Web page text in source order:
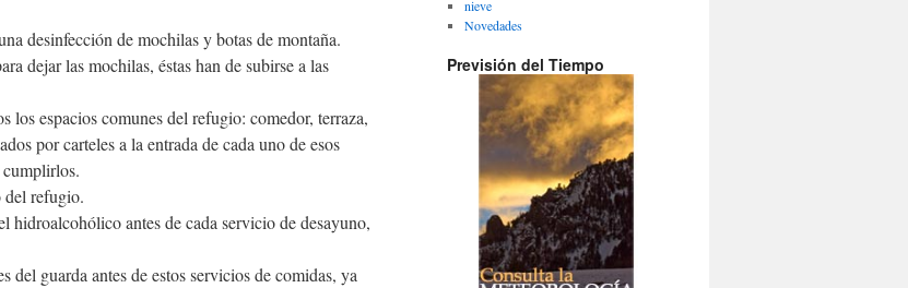
desinfección de mochilas y botas de montaña.
dejar las mochilas, éstas han de subirse a las
los espacios comunes del refugio: comedor, terraza,
por carteles a la entrada de cada uno de esos
cumplirlos.
del refugio.
hidroalcohólico antes de cada servicio de desayuno,
del guarda antes de estos servicios de comidas, ya
nieve
Novedades
Previsión del Tiempo